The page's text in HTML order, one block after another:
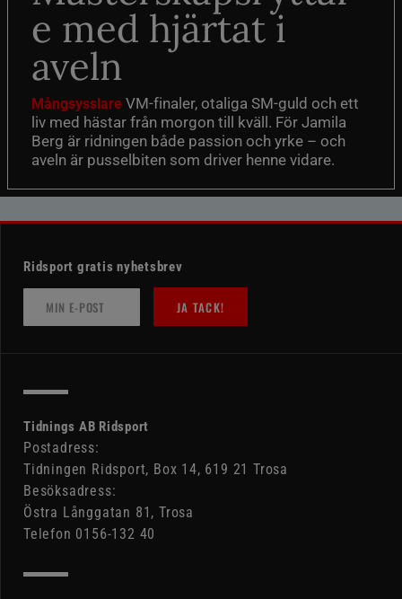
e med hjärtat i
aveln
Mångsysslare VM-finaler, otaliga SM-guld och ett
liv med hästar från morgon till kväll. För Jamila
Berg är ridningen både passion och yrke – och
aveln är pusselbiten som driver henne vidare.
Ridsport gratis nyhetsbrev
JA TACK!
Tidnings AB Ridsport
Postadress:
Tidningen Ridsport, Box 14, 619 21 Trosa
Besöksadress:
Östra Långgatan 81, Trosa
Telefon 0156-132 40